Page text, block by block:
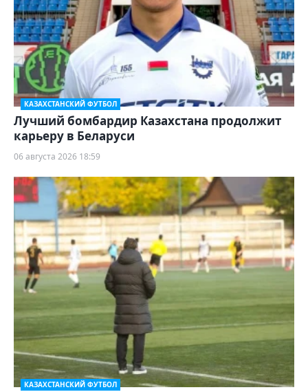
КАЗАХСТАНСКИЙ ФУТБОЛ
Лучший бомбардир Казахстана продолжит
карьеру в Беларуси
06 августа 2026 18:59
КАЗАХСТАНСКИЙ ФУТБОЛ